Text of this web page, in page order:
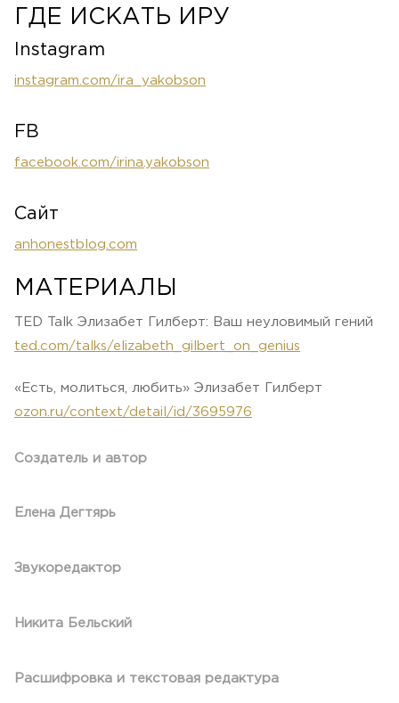
ГДЕ ИСКАТЬ ИРУ
Instagram
instagram.com/ira_yakobson
FB
facebook.com/irina.yakobson
Сайт
anhonestblog.com
МАТЕРИАЛЫ
TED Talk Элизабет Гилберт: Ваш неуловимый гений
ted.com/talks/elizabeth_gilbert_on_genius
«Есть, молиться, любить» Элизабет Гилберт
ozon.ru/context/detail/id/3695976
Создатель и автор
Елена Дегтярь
Звукоредактор
Никита Бельский
Расшифровка и текстовая редактура